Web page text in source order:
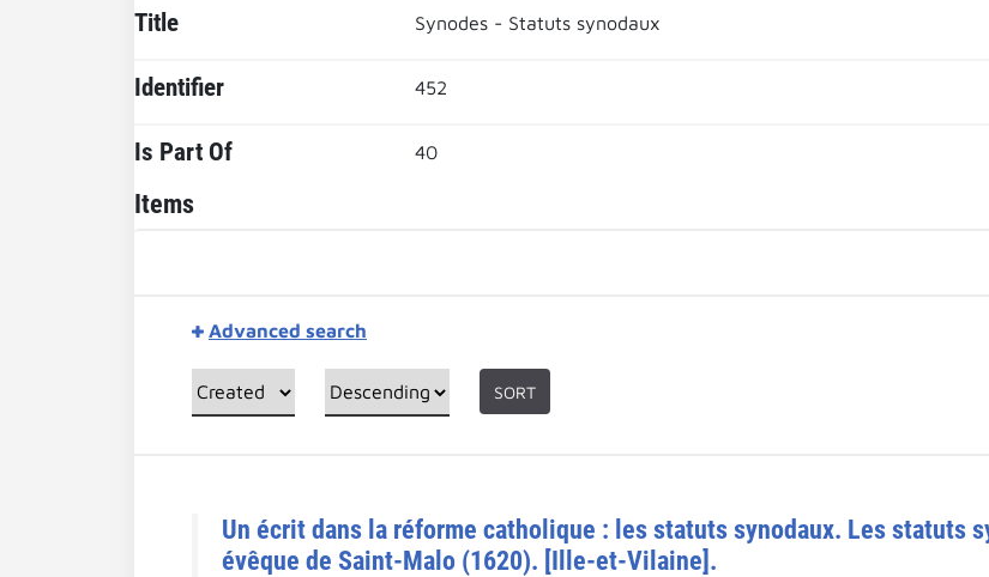
Title Synodes - Statuts synodaux
Identifier 452
Is Part Of 40
Items
Advanced search
SORT
Un écrit dans la réforme catholique : les statuts synodaux. Les statuts
évêque de Saint-Malo (1620). [Ille-et-Vilaine].